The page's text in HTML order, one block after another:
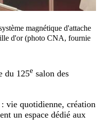
magnétique d'attache
d'or (photo CNA, fournie
du 125e salon des
vie quotidienne, création
un espace dédié aux